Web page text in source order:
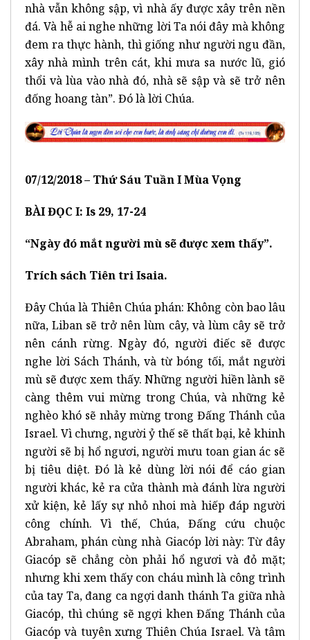
nhà vẫn không sập, vì nhà ấy được xây trên nền
đá. Và hễ ai nghe những lời Ta nói đây mà không
đem ra thực hành, thì giống như người ngu đần,
xây nhà mình trên cát, khi mưa sa nước lũ, gió
thổi và lùa vào nhà đó, nhà sẽ sập và sẽ trở nên
đống hoang tàn”. Đó là lời Chúa.
07/12/2018 – Thứ Sáu Tuần IMùa Vọng
BÀI ĐỌC I: Is 29, 17-24
“Ngày đó mắt người mù sẽ được xem thấy”.
Trích sách Tiên tri Isaia.
Đây Chúa là Thiên Chúa phán: Không còn bao lâu
nữa, Liban sẽ trở nên lùm cây, và lùm cây sẽ trở
nên cánh rừng. Ngày đó, người điếc sẽ được
nghe lời Sách Thánh, và từ bóng tối, mắt người
mù sẽ được xem thấy. Những người hiền lành sẽ
càng thêm vui mừng trong Chúa, và những kẻ
nghèo khó sẽ nhảy mừng trong Đấng Thánh của
Israel. Vì chưng, người ỷ thế sẽ thất bại, kẻ khinh
người sẽ bị hổ ngươi, người mưu toan gian ác sẽ
bị tiêu diệt. Đó là kẻ dùng lời nói để cáo gian
người khác, kẻ ra cửa thành mà đánh lừa người
xử kiện, kẻ lấy sự nhỏ nhoi mà hiếp đáp người
công chính. Vì thế, Chúa, Đấng cứu chuộc
Abraham, phán cùng nhà Giacóp lời này: Từ đây
Giacóp sẽ chẳng còn phải hổ ngươi và đỏ mặt;
nhưng khi xem thấy con cháu mình là công trình
của tay Ta, đang ca ngợi danh thánh Ta giữa nhà
Giacóp, thì chúng sẽ ngợi khen Đấng Thánh của
Giacóp và tuyên xưng Thiên Chúa Israel. Và tâm